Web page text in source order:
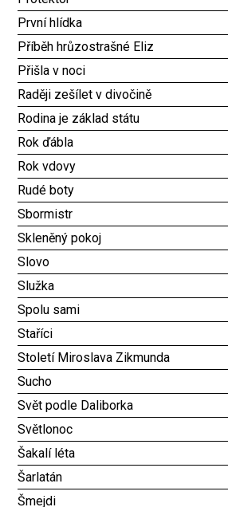
První hlídka
Příběh hrůzostrašné Eliz
Přišla v noci
Raději zešílet v divočině
Rodina je základ státu
Rok ďábla
Rok vdovy
Rudé boty
Sbormistr
Skleněný pokoj
Slovo
Služka
Spolu sami
Staříci
Století Miroslava Zikmunda
Sucho
Svět podle Daliborka
Světlonoc
Šakalí léta
Šarlatán
Šmejdi